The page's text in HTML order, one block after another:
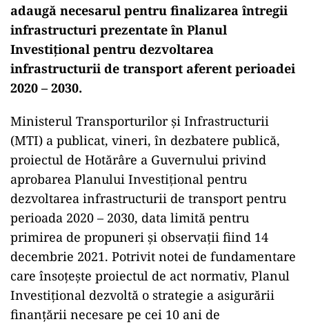
adaugă necesarul pentru finalizarea întregii
infrastructuri prezentate în Planul
Investiţional pentru dezvoltarea
infrastructurii de transport aferent perioadei
2020 – 2030.
Ministerul Transporturilor şi Infrastructurii
(MTI) a publicat, vineri, în dezbatere publică,
proiectul de Hotărâre a Guvernului privind
aprobarea Planului Investiţional pentru
dezvoltarea infrastructurii de transport pentru
perioada 2020 – 2030, data limită pentru
primirea de propuneri şi observaţii fiind 14
decembrie 2021. Potrivit notei de fundamentare
care însoţeşte proiectul de act normativ, Planul
Investiţional dezvoltă o strategie a asigurării
finanţării necesare pe cei 10 ani de